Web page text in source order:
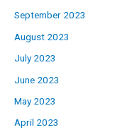
September 2023
August 2023
July 2023
June 2023
May 2023
April 2023